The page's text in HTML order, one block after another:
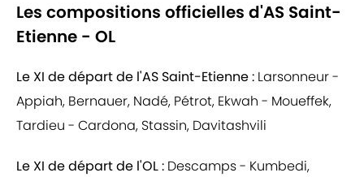
Les compositions officielles d'AS Saint-
Etienne - OL
Le XI de départ de l'AS Saint-Etienne : Larsonneur -
Appiah, Bernauer, Nadé, Pétrot, Ekwah - Moueffek,
Tardieu - Cardona, Stassin, Davitashvili
Le XI de départ de l'OL : Descamps - Kumbedi,